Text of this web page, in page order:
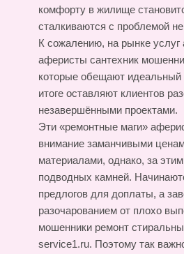
комфорту в жилище
сталкиваются с проблемой
К сожалению, на рынке услуг
аферисты сантехник
которые обещают идеальный
итоге оставляют клиентов
незавершёнными проектами.
Эти «ремонтные маги»
внимание заманчивыми
материалами, однако, за
подводных камней.
предлогов для доплаты, а
разочарованием от плохо
мошенники ремонт
service1.ru. Поэтому так